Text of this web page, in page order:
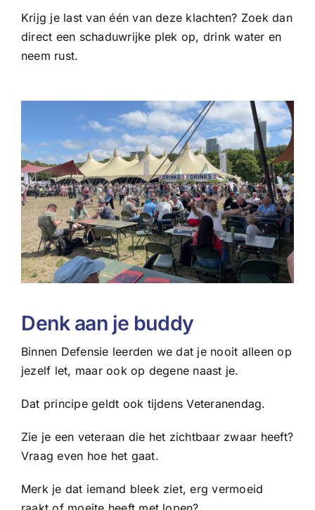
Krijg je last van één van deze klachten? Zoek dan
direct een schaduwrijke plek op, drink water en
neem rust.
Denk aan je buddy
Binnen Defensie leerden we dat je nooit alleen op
jezelf let, maar ook op degene naast je.
Dat principe geldt ook tijdens Veteranendag.
Zie je een veteraan die het zichtbaar zwaar heeft?
Vraag even hoe het gaat.
Merk je dat iemand bleek ziet, erg vermoeid